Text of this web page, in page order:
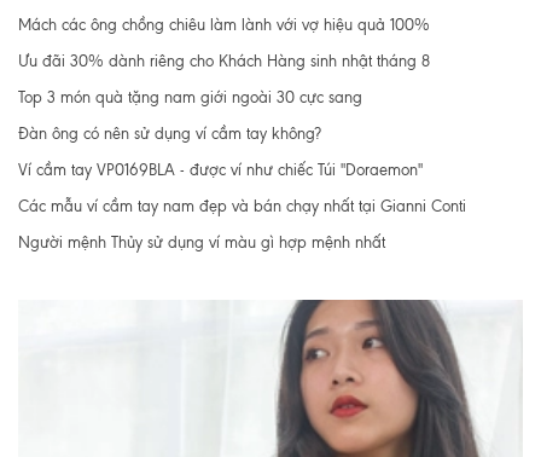
Mách các ông chồng chiêu làm lành với vợ hiệu quả 100%
Ưu đãi 30% dành riêng cho Khách Hàng sinh nhật tháng 8
Top 3 món quà tặng nam giới ngoài 30 cực sang
Đàn ông có nên sử dụng ví cầm tay không?
Ví cầm tay VP0169BLA - được ví như chiếc Túi "Doraemon"
Các mẫu ví cầm tay nam đẹp và bán chạy nhất tại Gianni Conti
Người mệnh Thủy sử dụng ví màu gì hợp mệnh nhất